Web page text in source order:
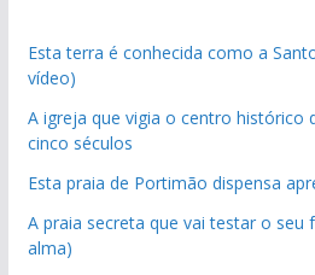
Esta terra é conhecida como a
vídeo)
A igreja que vigia o centro histórico
cinco séculos
Esta praia de Portimão dispensa
A praia secreta que vai testar o seu
alma)